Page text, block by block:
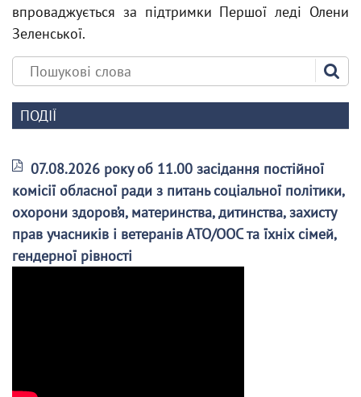
впроваджується за підтримки Першої леді Олени
Зеленської.
ПОДІЇ
07.08.2026 року об 11.00 засідання постійної
комісії обласної ради з питань соціальної політики,
охорони здоров’я, материнства, дитинства, захисту
прав учасників і ветеранів АТО/ООС та їхніх сімей,
гендерної рівності